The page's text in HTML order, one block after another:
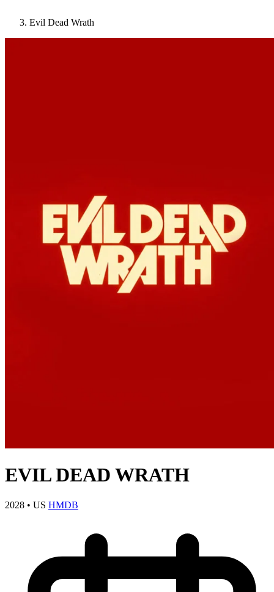
Evil Dead Wrath
EVIL DEAD WRATH
2028 • US HMDB